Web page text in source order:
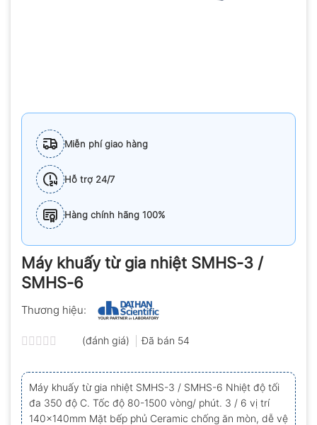
Miễn phí giao hàng
Hỗ trợ 24/7
Hàng chính hãng 100%
Máy khuấy từ gia nhiệt SMHS-3 /
SMHS-6
Thương hiệu:
xếp
hạng
0.0
5
sao
(đánh giá) Đã bán 54
Máy khuấy từ gia nhiệt SMHS-3 / SMHS-6 Nhiệt độ tối
đa 350 độ C. Tốc độ 80-1500 vòng/ phút. 3 / 6 vị trí
140x140mm Mặt bếp phủ Ceramic chống ăn mòn, dễ vệ